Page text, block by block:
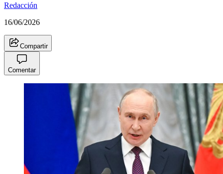
Redacción
16/06/2026
Compartir
Comentar